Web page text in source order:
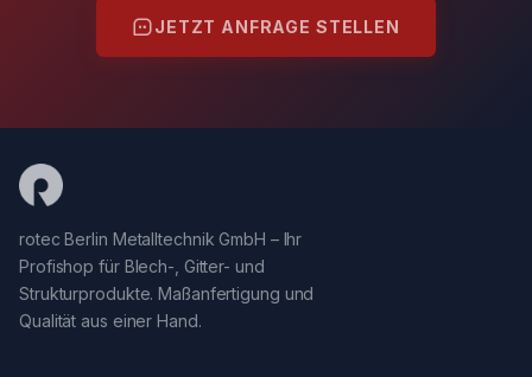
JETZT ANFRAGE STELLEN
rotec Berlin Metalltechnik GmbH – Ihr
Profishop für Blech-, Gitter- und
Strukturprodukte. Maßanfertigung und
Qualität aus einer Hand.